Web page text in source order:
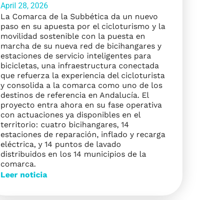
April 28, 2026
La Comarca de la Subbética da un nuevo
paso en su apuesta por el cicloturismo y la
movilidad sostenible con la puesta en
marcha de su nueva red de bicihangares y
estaciones de servicio inteligentes para
bicicletas, una infraestructura conectada
que refuerza la experiencia del cicloturista
y consolida a la comarca como uno de los
destinos de referencia en Andalucía. El
proyecto entra ahora en su fase operativa
con actuaciones ya disponibles en el
territorio: cuatro bicihangares, 14
estaciones de reparación, inflado y recarga
eléctrica, y 14 puntos de lavado
distribuidos en los 14 municipios de la
comarca.
Leer noticia